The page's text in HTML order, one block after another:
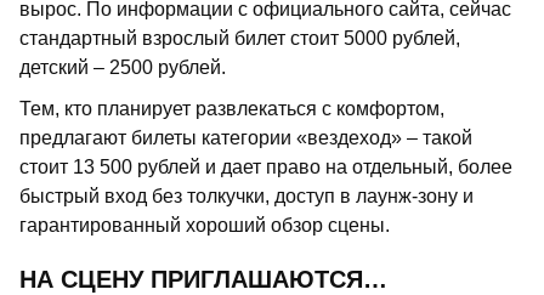
вырос. По информации с официального сайта, сейчас
стандартный взрослый билет стоит 5000 рублей,
детский – 2500 рублей.
Тем, кто планирует развлекаться с комфортом,
предлагают билеты категории «вездеход» – такой
стоит 13 500 рублей и дает право на отдельный, более
быстрый вход без толкучки, доступ в лаунж-зону и
гарантированный хороший обзор сцены.
НА СЦЕНУ ПРИГЛАШАЮТСЯ…